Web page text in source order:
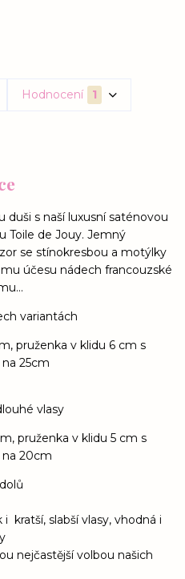
Hodnocení 1
s naší luxusní saténovou
Toile de Jouy. Jemný
se stínokresbou a motýlky
účesu nádech francouzské
variantách
pruženka v klidu 6 cm s
25cm
vlasy
pruženka v klidu 5 cm s
20cm
kratší, slabší vlasy, vhodná i
nejčastější volbou našich